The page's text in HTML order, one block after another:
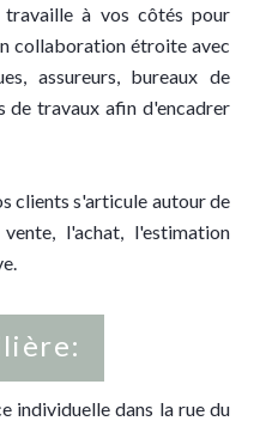
à vos côtés pour
collaboration étroite avec
assureurs, bureaux de
de travaux afin d'encadrer
clients s'articule autour de
l'achat, l'estimation
individuelle dans la rue du